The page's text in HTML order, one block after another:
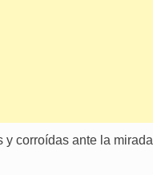
y corroídas ante la mirada